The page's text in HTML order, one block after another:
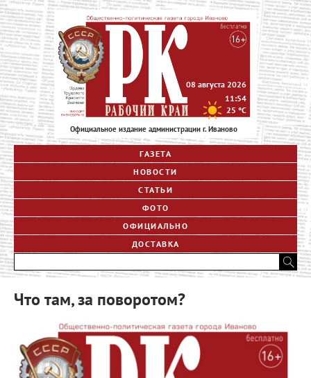
Официальное издание администрации г. Иваново
08 августа 2026
11:54
25 °C
ГАЗЕТА
НОВОСТИ
СТАТЬИ
ФОТО
ОФИЦИАЛЬНО
ДОСТАВКА
Что там, за поворотом?